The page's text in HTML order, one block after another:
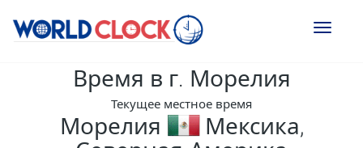
Toggle
Время в г. Морелия
Текущее местное время
Морелия
Мексика,